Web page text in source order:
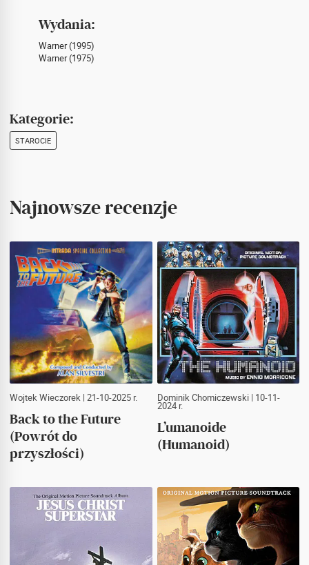
Wydania:
Warner (1995)
Warner (1975)
Kategorie:
STAROCIE
Najnowsze recenzje
Wojtek Wieczorek | 21-10-2025 r.
Back to the Future
(Powrót do
przyszłości)
Dominik Chomiczewski| 10-11-
2024 r.
L’umanoide
(Humanoid)